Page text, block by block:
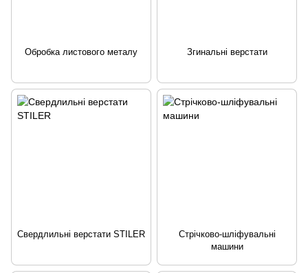
Обробка листового металу Згинальні верстати
Свердлильні верстати STILER
Стрічково-шліфувальні
машини